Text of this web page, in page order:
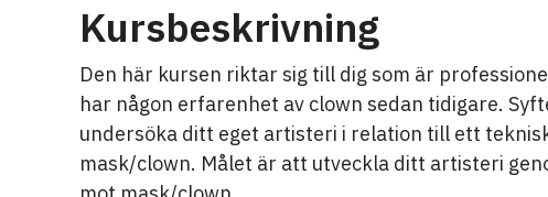
Kursbeskrivning
Den här kursen riktar sig till dig som är
har någon erfarenhet av clown sedan tidigare.
undersöka ditt eget artisteri i relation till ett
mask/clown. Målet är att utveckla ditt artisteri